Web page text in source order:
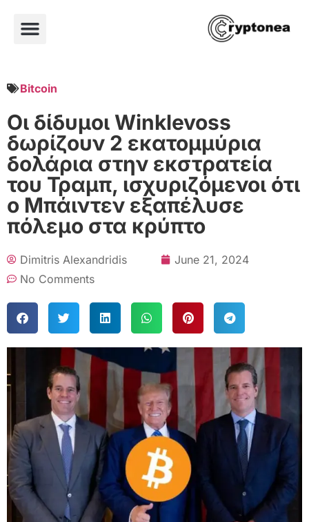
Bitcoin
Οι δίδυμοι Winklevoss
δωρίζουν 2 εκατομμύρια
δολάρια στην εκστρατεία
του Τραμπ, ισχυριζόμενοι ότι
ο Μπάιντεν εξαπέλυσε
πόλεμο στα κρύπτο
Dimitris Alexandridis
June 21, 2024
No Comments